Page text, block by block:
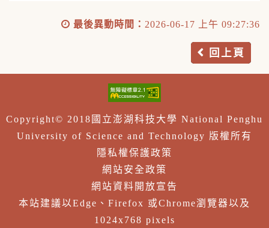
最後異動時間： 2026-06-17 上午 09:27:36
回上頁
Copyright© 2018國立澎湖科技大學 National Penghu
University of Science and Technology 版權所有
隱私權保護政策
網站安全政策
網站資料開放宣告
本站建議以Edge、Firefox 或Chrome瀏覽器以及
1024x768 pixels